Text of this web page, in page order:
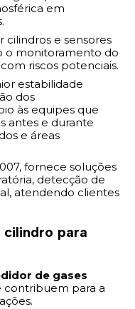
em
cilindros e sensores
o monitoramento do
riscos potenciais.
estabilidade
dos
às equipes que
antes e durante
e áreas
fornece soluções
detecção de
atendendo clientes
para
de gases
contribuem para a